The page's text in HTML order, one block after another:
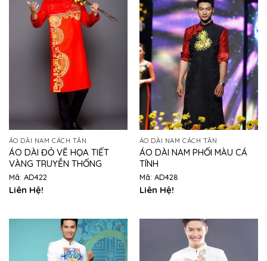
ÁO DÀI NAM CÁCH TÂN
ÁO DÀI ĐỎ VẼ HỌA TIẾT
VÀNG TRUYỀN THỐNG
Mã: AD422
Liên Hệ!
ÁO DÀI NAM CÁCH TÂN
ÁO DÀI NAM PHỐI MÀU CÁ
TÍNH
Mã: AD428
Liên Hệ!